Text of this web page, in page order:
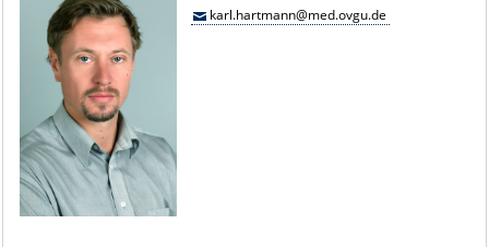
karl.hartmann@med.ovgu.de